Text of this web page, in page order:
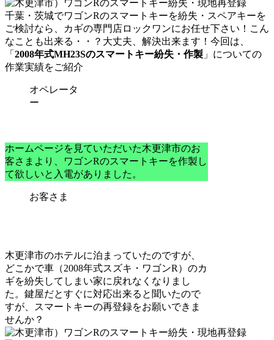
千葉・茨城でワゴンRのスマートキーを紛失・スペアキーを
ご検討なら、カギの専門店ロックワンにお任せ下さい！こん
なことも出来る・・？大丈夫、解決出来ます！今回は、
「 2008年式MH23Sのスマートキー紛失・作製 」についての
作業実績をご紹介
オペレータ
ー
ホームページを見ていただいた木更津市のお
客さまより、ワゴンRのスマートキーを作製し
て欲しいと入電がありました。
お客さま
木更津市のホテルに泊まっていたのですが、
どこかで車（2008年式スズキ・ワゴンR）のカ
ギを紛失してしまい家に戻れなくなりまし
た。鍵屋だとすぐに対応出来ると聞いたので
すが、スマートキーの再登録をお願いできま
せんか？